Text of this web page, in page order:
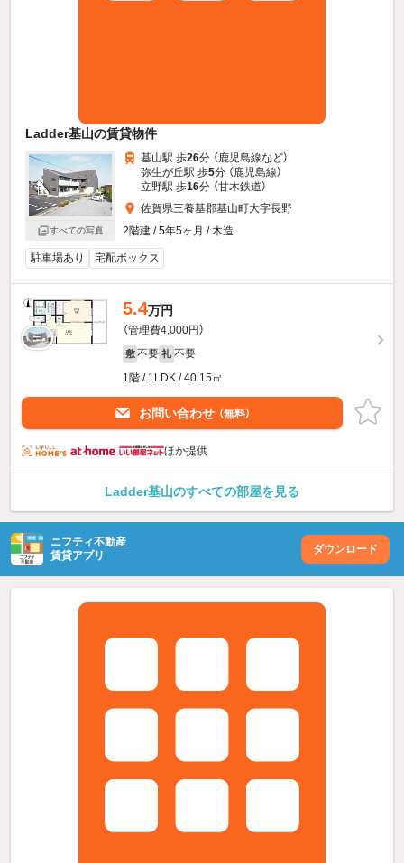
Ladder基山の賃貸物件
すべての写真
基山駅 歩26分 （鹿児島線など）
弥生が丘駅 歩5分 （鹿児島線）
立野駅 歩16分 （甘木鉄道）
佐賀県三養基郡基山町大字長野
2階建 / 5年5ヶ月 / 木造
駐車場あり 宅配ボックス
5.4万円
（管理費4,000円）
敷 不要 礼 不要
1階 / 1LDK / 40.15㎡
お問い合わせ （無料）
ほか提供
Ladder基山のすべての部屋を見る
ニフティ不動産
賃貸アプリ
ダウンロード